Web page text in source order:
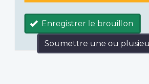
Enregistrer le brouillon
Soumettre une ou